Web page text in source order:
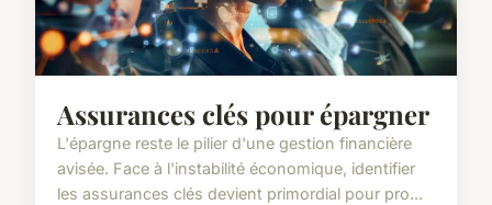
Assurances clés pour épargner
L'épargne reste le pilier d'une gestion financière
avisée. Face à l'instabilité économique, identifier
les assurances clés devient primordial pour pro...